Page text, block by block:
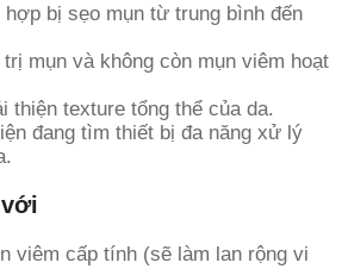
hợp bị sẹo mụn từ trung bình đến
trị mụn và không còn mụn viêm hoạt
thiện texture tổng thể của da.
đang tìm thiết bị đa năng xử lý
viêm cấp tính (sẽ làm lan rộng vi